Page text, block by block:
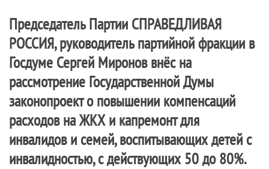
Председатель Партии СПРАВЕДЛИВАЯ
РОССИЯ, руководитель партийной фракции в
Госдуме Сергей Миронов внёс на
рассмотрение Государственной Думы
законопроект о повышении компенсаций
расходов на ЖКХ и капремонт для
инвалидов и семей, воспитывающих детей с
инвалидностью, с действующих 50 до 80%.